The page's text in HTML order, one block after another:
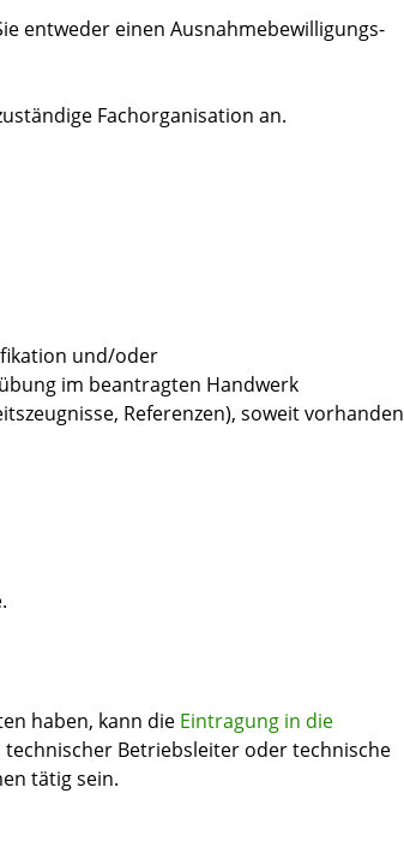
entweder einen Ausnahmebewilligungs-
Fachorganisation an.
und/oder
im beantragten Handwerk
Referenzen), soweit vorhanden
haben, kann die Eintragung in die
technischer Betriebsleiter oder technische
tätig sein.